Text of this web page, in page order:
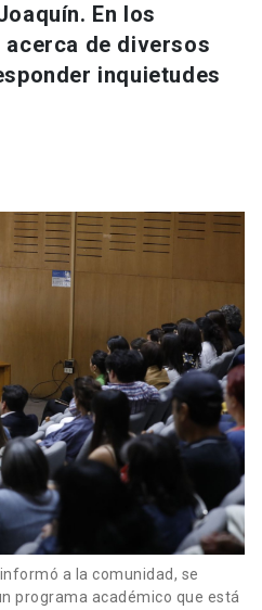
launch
launch
En los
acerca de diversos
inquietudes
a la comunidad, se
programa académico que está